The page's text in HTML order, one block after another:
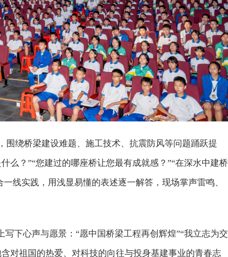
围绕桥梁建设难题、施工技术、抗震防风等问题踊跃提
么？”“您建过的哪座桥让您最有成就感？”“在深水中建桥
线实践，用浅显易懂的表述逐一解答，现场掌声雷鸣、
下心声与愿景：“愿中国桥梁工程再创辉煌”“我立志为交
对祖国的热爱、对科技的向往与投身基建事业的青春志